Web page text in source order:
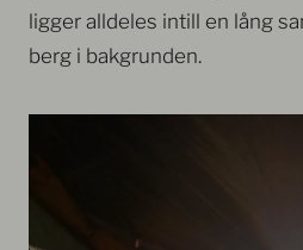
ligger alldeles intill en lång
berg i bakgrunden.